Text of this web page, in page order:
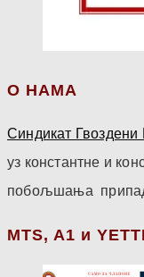
О НАМА
Синдикат Гвоздени
уз константне и
побољшања
МТS, A1 и